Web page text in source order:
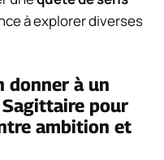
à explorer diverses
donner à un
pour
ambition et